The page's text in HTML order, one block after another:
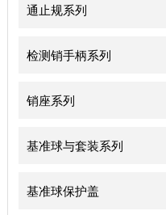
通止规系列
检测销手柄系列
销座系列
基准球与套装系列
基准球保护盖